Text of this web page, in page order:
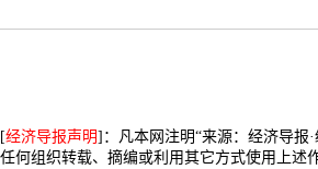
[经济导报声明]：凡本网注明“来源：经济导报
任何组织转载、摘编或利用其它方式使用上述